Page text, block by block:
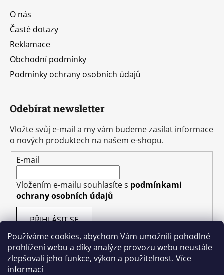
Používáme cookies, abychom Vám umožnili pohodlné
prohlížení webu a díky analýze provozu webu neustále
zlepšovali jeho funkce, výkon a použitelnost. Více
informací
O nás
Časté dotazy
Reklamace
Obchodní podmínky
Podmínky ochrany osobních údajů
Odebírat newsletter
Vložte svůj e-mail a my vám budeme zasílat informace
o nových produktech na našem e-shopu.
E-mail
Vložením e-mailu souhlasíte s podmínkami
ochrany osobních údajů
PŘIHLÁSIT SE